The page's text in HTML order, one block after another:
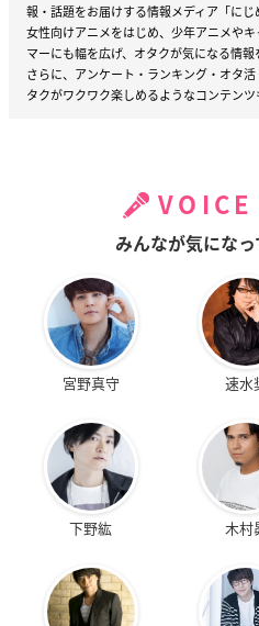
報・話題をお届けする情報メディア「にじ
女性向けアニメをはじめ、少年アニメや
マーにも幅を広げ、オタクが気になる情報
さらに、アンケート・ランキング・オタ
タクがワクワク楽しめるようなコンテンツ
VOICE
みんなが気にな
宮野真守 速水
下野紘 木村